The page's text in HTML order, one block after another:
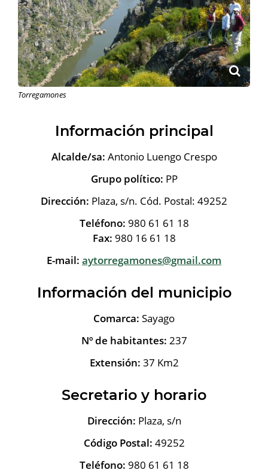
Torregamones
Información principal
Alcalde/sa: Antonio Luengo Crespo
Grupo político: PP
Dirección: Plaza, s/n. Cód. Postal: 49252
Teléfono: 980 61 61 18
Fax: 980 16 61 18
E-mail: aytorregamones@gmail.com
Información del municipio
Comarca: Sayago
Nº de habitantes: 237
Extensión: 37 Km2
Secretario y horario
Dirección: Plaza, s/n
Código Postal: 49252
Teléfono: 980 61 61 18